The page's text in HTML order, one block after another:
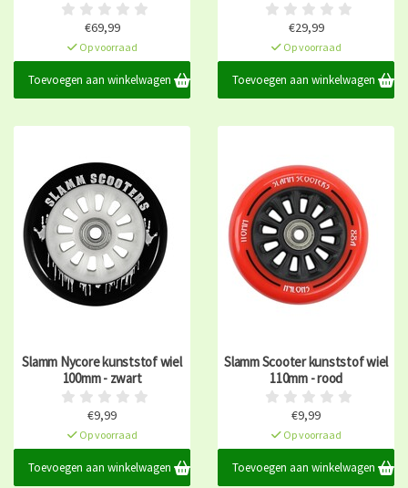
€69,99
Op voorraad
Toevoegen aan winkelwagen
€29,99
Op voorraad
Toevoegen aan winkelwagen
Slamm Nycore kunststof wiel
100mm - zwart
€9,99
Op voorraad
Toevoegen aan winkelwagen
Slamm Scooter kunststof wiel
110mm - rood
€9,99
Op voorraad
Toevoegen aan winkelwagen